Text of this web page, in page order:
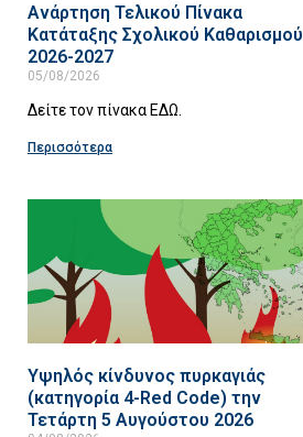
Ανάρτηση Τελικού Πίνακα
Κατάταξης Σχολικού Καθαρισμού
2026-2027
05/08/2026
Δείτε τον πίνακα ΕΔΩ.
Περισσότερα
Υψηλός κίνδυνος πυρκαγιάς
(κατηγορία 4-Red Code) την
Τετάρτη 5 Αυγούστου 2026